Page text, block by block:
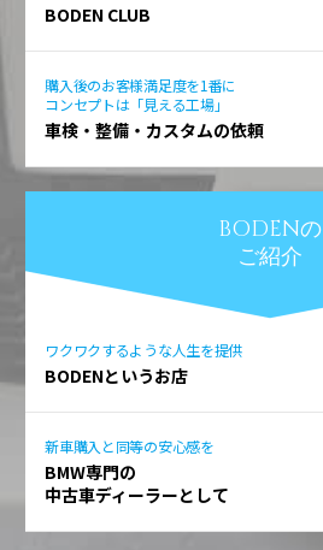
BODEN CLUB
購入後のお客様満足度を1番に
コンセプトは「見える工場」
車検・整備・カスタムの依頼
BODENの
ご紹介
ワクワクするような人生を提供
BODENというお店
新車購入と同等の安心感を
BMW専門の
中古車ディーラーとして